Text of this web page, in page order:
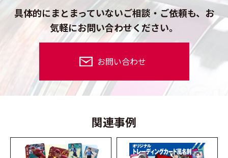
具体的にまとまっていないご相談・ご依頼も、 お
気軽にお問い合わせください。
お問い合わせ
関連事例